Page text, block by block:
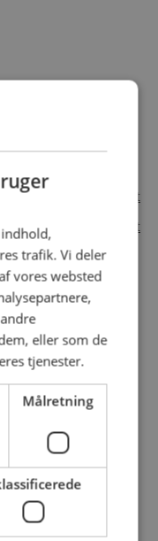
Cateringmesse Midt
Cateringmesse Øst
reserved
trafik. Vi deler
vores websted
eller som de
tjenester.
Målretning